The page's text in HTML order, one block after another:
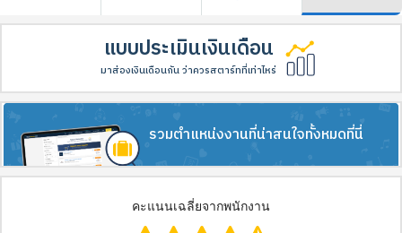
แบบประเมินเงินเดือน
มาส่องเงินเดือนกัน ว่าควรสตาร์ทที่เท่าไหร่
รวมตำแหน่งงานที่น่าสนใจทั้งหมดที่นี่
คะแนนเฉลี่ยจากพนักงาน